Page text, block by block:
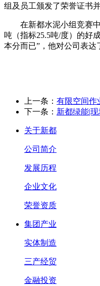
组及员工颁发了荣誉证书
在新都水泥小组竞赛
吨（指标25.5吨/度）的好
本分而已”，他对公司表达
上一条： 有限空间作
下一条： 新都绿能|
关于新都
公司简介
发展历程
企业文化
荣誉资质
集团产业
实体制造
三产经贸
金融投资